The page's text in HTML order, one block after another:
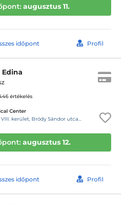
augusztus 11.
időpont Profil
értékelés
Center
Bródy Sándor utca 28. 1.lépcsőház, fsz. 2.
augusztus 12.
időpont Profil